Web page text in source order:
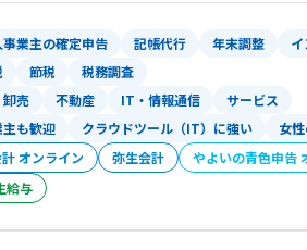
原市の親切・親身な税理士事務所 高
会計ソフトの導入支援も行っておりま
もちろん相模原市だけでなく、町田市
隣の方々もご相談お待ちしております
事業主の確定申告 記帳代行 年末調整
節税 税務調査
卸売 不動産 IT・情報通信 サービス
も歓迎 クラウドツール（IT）に強い 女
オンライン 弥生会計 やよいの青色申告
給与